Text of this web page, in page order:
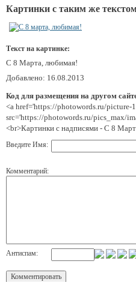
Картинки с таким же
Текст на картинке:
С 8 Марта, любимая!
Добавлено: 16.08.2013
Код для размещения на другом
<a href='https://photowords.ru/picture-
src='https://photowords.ru/pics_max/
<br>Картинки с надписями - С 8
Введите Имя:
Комментарий:
Антиспам: